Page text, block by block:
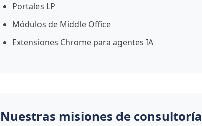
Portales LP
Módulos de Middle Office
Extensiones Chrome para agentes IA
Nuestras misiones de